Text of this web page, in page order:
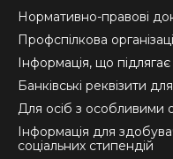
Нормативно-правові
Профспілкова
Інформація, що
Банківські реквізити
Для осіб з особливими
Інформація для
соціальних стипендій